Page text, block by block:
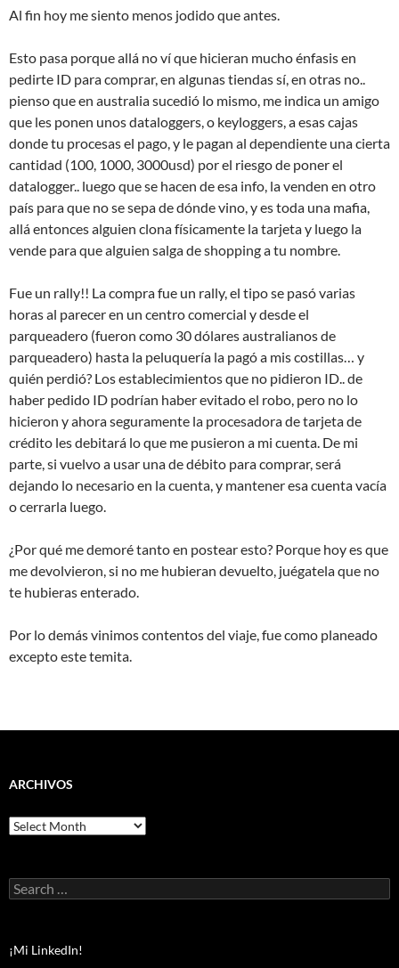
Al fin hoy me siento menos jodido que antes.
Esto pasa porque allá no ví que hicieran mucho énfasis en
pedirte ID para comprar, en algunas tiendas sí, en otras no..
pienso que en australia sucedió lo mismo, me indica un amigo
que les ponen unos dataloggers, o keyloggers, a esas cajas
donde tu procesas el pago, y le pagan al dependiente una cierta
cantidad (100, 1000, 3000usd) por el riesgo de poner el
datalogger.. luego que se hacen de esa info, la venden en otro
país para que no se sepa de dónde vino, y es toda una mafia,
allá entonces alguien clona físicamente la tarjeta y luego la
vende para que alguien salga de shopping a tu nombre.
Fue un rally!! La compra fue un rally, el tipo se pasó varias
horas al parecer en un centro comercial y desde el
parqueadero (fueron como 30 dólares australianos de
parqueadero) hasta la peluquería la pagó a mis costillas… y
quién perdió? Los establecimientos que no pidieron ID.. de
haber pedido ID podrían haber evitado el robo, pero no lo
hicieron y ahora seguramente la procesadora de tarjeta de
crédito les debitará lo que me pusieron a mi cuenta. De mi
parte, si vuelvo a usar una de débito para comprar, será
dejando lo necesario en la cuenta, y mantener esa cuenta vacía
o cerrarla luego.
¿Por qué me demoré tanto en postear esto? Porque hoy es que
me devolvieron, si no me hubieran devuelto, juégatela que no
te hubieras enterado.
Por lo demás vinimos contentos del viaje, fue como planeado
excepto este temita.
ARCHIVOS
Archivos
Search
for:
¡Mi LinkedIn!